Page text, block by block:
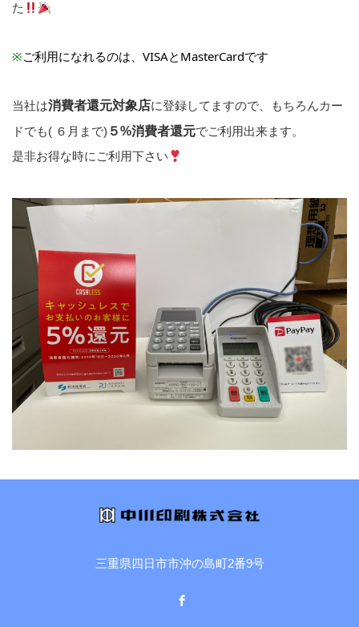
た
※ご利用になれるのは、VISAとMasterCardです
当社は消費者還元対象店に登録してますので、もちろんカー
ドでも( ６月まで) ５%消費者還元でご利用出来ます。
是非お得な時にご利用下さい
三重県四日市市沖の島町2番9号